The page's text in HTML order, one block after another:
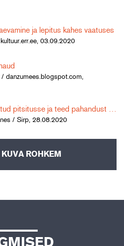
ja lepitus kahes vaatuses
03.09.2020
/ danzumees.blogspot.com,
pitsitusse ja teed pahandust …
/ Sirp, 28.08.2020
KUVA ROHKEM